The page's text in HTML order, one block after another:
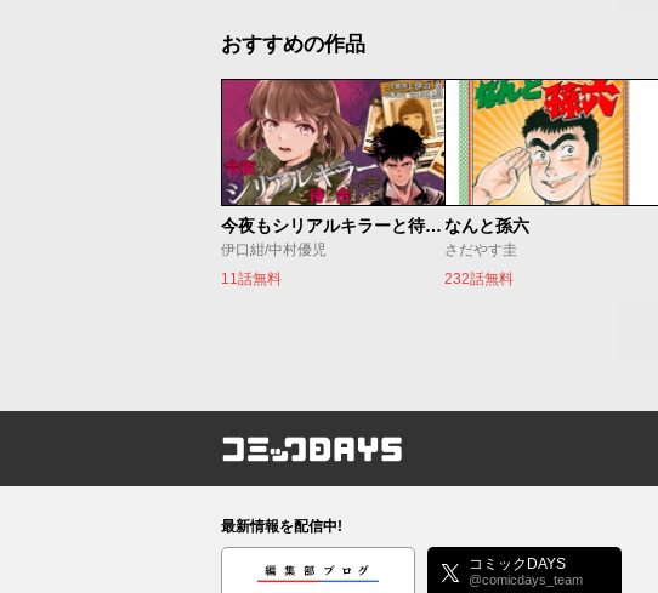
おすすめの作品
今夜もシリアルキラーと待ち合わせ
伊口紺/中村優児
11話無料
なんと孫六
さだやす圭
232話無料
コミックDAYS
最新情報を配信中!
編集部ブログ コミックDAYS
@comicdays_team